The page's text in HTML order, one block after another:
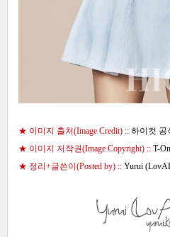
★ 이미지 출처(Image Credit) :: 하이컷 공
★ 이미지 저작권(Image Copyright) :: T-
★ 정리+글쓴이(Posted by) :: Yurui